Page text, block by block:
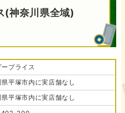
(神奈川県全域)
ープライス
県平塚市内に実店舗なし
県平塚市内に実店舗なし